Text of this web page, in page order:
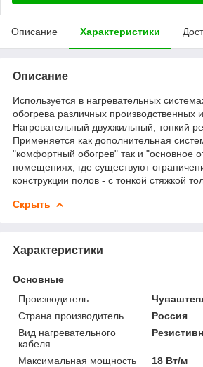
Описание Характеристики
Описание
Используется в нагревательных
обогрева различных
Нагревательный двухжильный, тонкий
Применяется как дополнительная
"комфортный обогрев" так и "основное
помещениях, где существуют
конструкции полов - с тонкой стяжкой
Скрыть
Характеристики
Основные
Производитель
Страна производитель
Россия
Вид нагревательного
кабеля
Максимальная мощность
18 Вт/м